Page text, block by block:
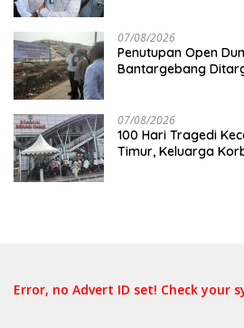
07/08/2026
Penutupan Open
Bantargebang
07/08/2026
100 Hari Tragedi
Timur, Keluarga
Error, no Advert ID set! Check your